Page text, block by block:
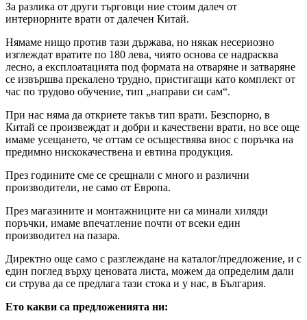
За разлика от други търговци ние стоим далеч от
интериорните врати от далечен Китай.
Нямаме нищо против тази държава, но някак несериозно
изглеждат вратите по 180 лева, чиято основа се надрасква
лесно, а експлоатацията под формата на отваряне и затваряне
се извършва прекалено трудно, пристигащи като комплект от
час по трудово обучение, тип „направи си сам“.
При нас няма да откриете такъв тип врати. Безспорно, в
Китай се произвеждат и добри и качествени врати, но все още
имаме усещането, че оттам се осъществява внос с поръчка на
предимно нискокачествена и евтина продукция.
През годините сме се срещнали с много и различни
производители, не само от Европа.
През магазините и монтажниците ни са минали хиляди
поръчки, имаме впечатление почти от всеки един
производител на пазара.
Директно още само с разглеждане на каталог/предложение, и с
един поглед върху ценовата листа, можем да определим дали
си струва да се предлага тази стока и у нас, в България.
Ето какви са предложенията ни: